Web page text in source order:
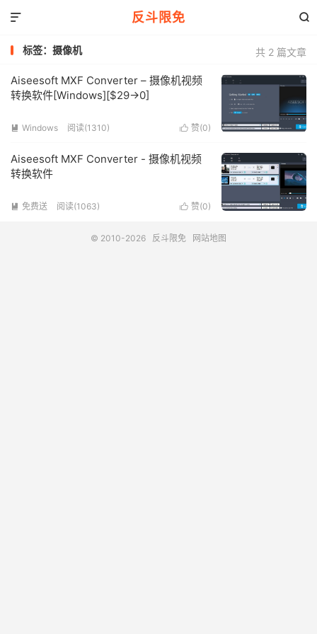
反斗限免 

共 2 篇文章
标签：摄像机
Aiseesoft MXF Converter – 摄像机视频
转换软件[Windows][$29→0]
 赞(0)
 Windows 阅读(1310)
Aiseesoft MXF Converter - 摄像机视频
转换软件
 赞(0)
 免费送 阅读(1063)
© 2010-2026 反斗限免 网站地图